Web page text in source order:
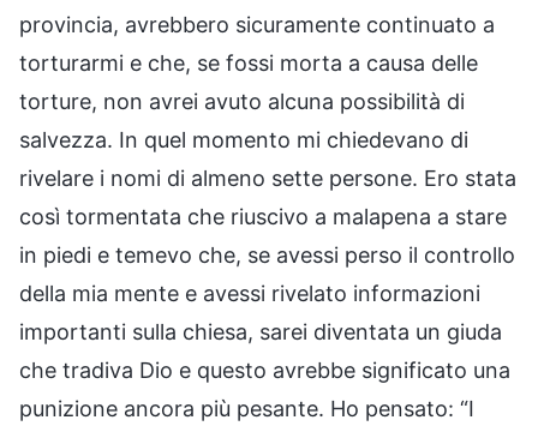
provincia, avrebbero sicuramente continuato a
torturarmi e che, se fossi morta a causa delle
torture, non avrei avuto alcuna possibilità di
salvezza. In quel momento mi chiedevano di
rivelare i nomi di almeno sette persone. Ero stata
così tormentata che riuscivo a malapena a stare
in piedi e temevo che, se avessi perso il controllo
della mia mente e avessi rivelato informazioni
importanti sulla chiesa, sarei diventata un giuda
che tradiva Dio e questo avrebbe significato una
punizione ancora più pesante. Ho pensato: “I